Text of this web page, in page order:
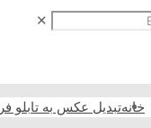
✕
خانهتبدیل عکس به تابلو